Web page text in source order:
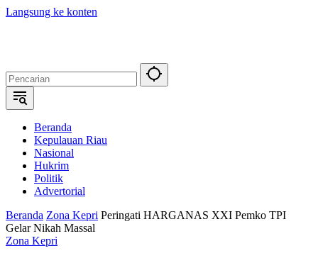
Langsung ke konten
Beranda
Kepulauan Riau
Nasional
Hukrim
Politik
Advertorial
Beranda Zona Kepri Peringati HARGANAS XXI Pemko TPI
Gelar Nikah Massal
Zona Kepri